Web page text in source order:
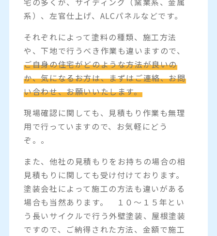
系）、左官仕上げ、ALCパネルなどです。
それぞれによって塗料の種類、施工方法
や、下地で行うべき作業も違いますので、
ご自身の住宅がどのような方法が良いの
か、気になるお方は、まずはご連絡、お問
い合わせ、お願いいたします。
現場確認に関しても、見積もり作業も無理
用で行っていますので、お気軽にどう
ぞ。。
また、他社の見積もりをお持ちの場合の相
見積もりに関しても受け付けております。
塗装会社によって施工の方法も違いがある
場合も当然あります。 １０～１５年とい
う長いサイクルで行う外壁塗装、屋根塗装
ですので、ご納得された方法、金額で施工